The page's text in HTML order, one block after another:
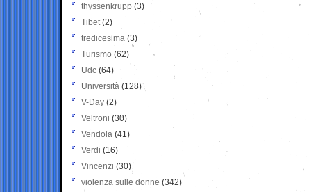
thyssenkrupp (3)
Tibet(2)
tredicesima (3)
Turismo (62)
Udc (64)
Università (128)
V-Day (2)
Veltroni (30)
Vendola (41)
Verdi (16)
Vincenzi (30)
violenza sulle donne (342)